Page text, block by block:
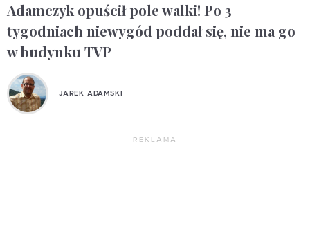
Adamczyk opuścił pole walki! Po 3
tygodniach niewygód poddał się, nie ma go
w budynku TVP
JAREK ADAMSKI
REKLAMA